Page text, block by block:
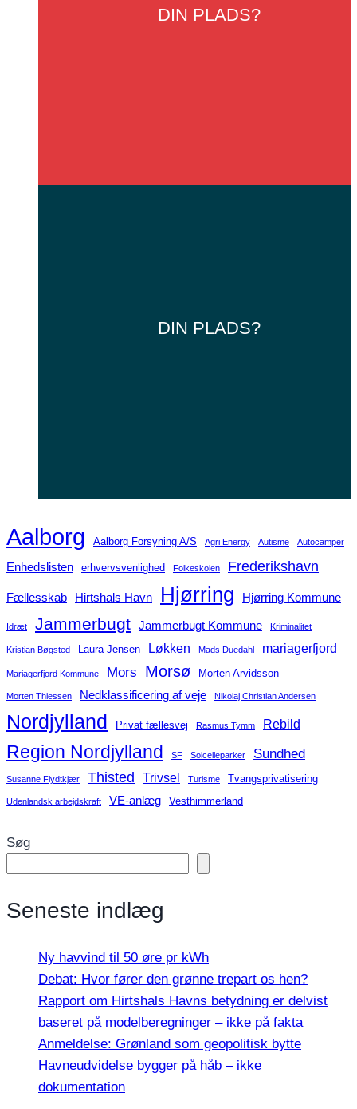
DIN PLADS?
DIN PLADS?
Aalborg Aalborg Forsyning A/S Agri Energy Autisme Autocamper
Enhedslisten erhvervsvenlighed Folkeskolen Frederikshavn
Fællesskab Hirtshals Havn Hjørring Hjørring Kommune
Idræt Jammerbugt Jammerbugt Kommune Kriminalitet
Kristian Bøgsted Laura Jensen Løkken Mads Duedahl mariagerfjord
Mariagerfjord Kommune Mors Morsø Morten Arvidsson
Morten Thiessen Nedklassificering af veje Nikolaj Christian Andersen
Nordjylland Privat fællesvej Rasmus Tymm Rebild
Region Nordjylland SF Solcelleparker Sundhed
Susanne Flydtkjær Thisted Trivsel Turisme Tvangsprivatisering
Udenlandsk arbejdskraft VE-anlæg Vesthimmerland
Søg
Seneste indlæg
Ny havvind til 50 øre pr kWh
Debat: Hvor fører den grønne trepart os hen?
Rapport om Hirtshals Havns betydning er delvist
baseret på modelberegninger – ikke på fakta
Anmeldelse: Grønland som geopolitisk bytte
Havneudvidelse bygger på håb – ikke
dokumentation